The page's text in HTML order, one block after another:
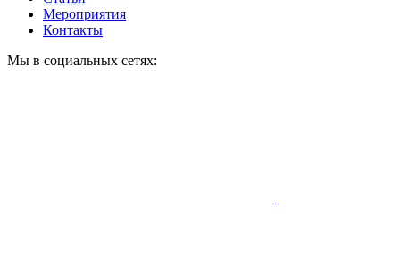
Мероприятия
Контакты
Мы в социальных сетях: